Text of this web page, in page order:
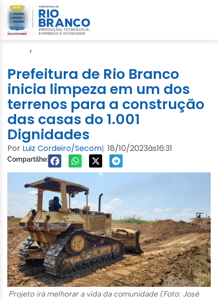
›
Prefeitura de Rio Branco
inicia limpeza em um dos
terrenos para a construção
das casas do 1.001
Dignidades
Por Luiz Cordeiro/Secom| 18/10/2023às16:31
Compartilhe:
Projeto irá melhorar a vida da comunidade (Foto: José